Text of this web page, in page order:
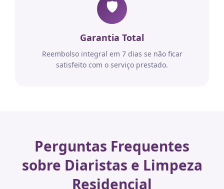
🛡️
Garantia Total
Reembolso integral em 7 dias se não ficar
satisfeito com o serviço prestado.
Perguntas Frequentes
sobre Diaristas e Limpeza
Residencial